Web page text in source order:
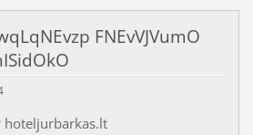
FNEvVJVumO